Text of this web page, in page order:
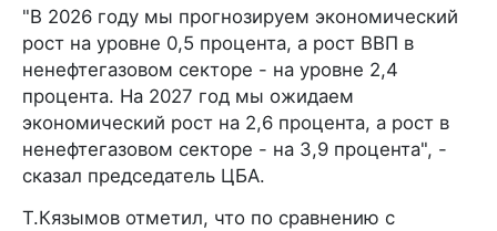
"В 2026 году мы прогнозируем экономический
рост на уровне 0,5 процента, а рост ВВП в
ненефтегазовом секторе - на уровне 2,4
процента. На 2027 год мы ожидаем
экономический рост на 2,6 процента, а рост в
ненефтегазовом секторе - на 3,9 процента", -
сказал председатель ЦБА.
Т.Кязымов отметил, что по сравнению с